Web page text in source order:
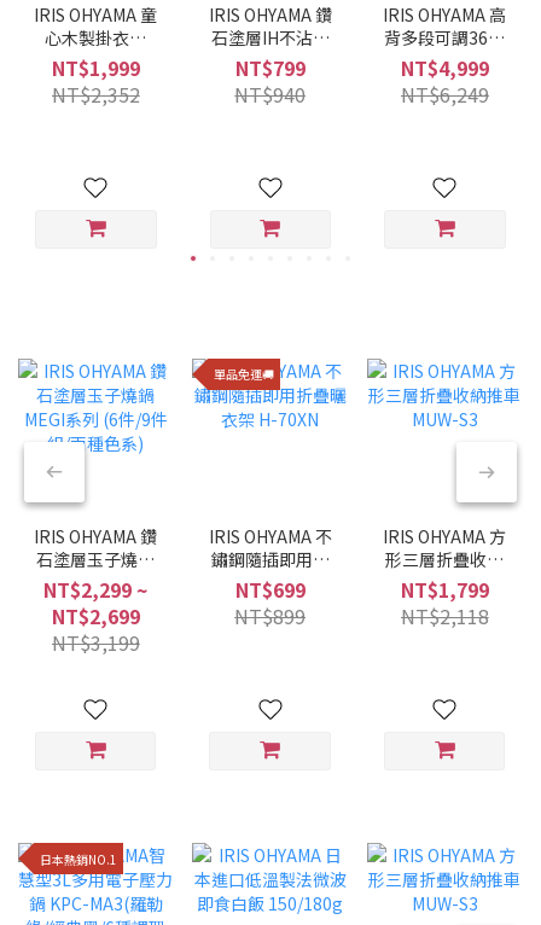
IRIS OHYAMA 童
心木製掛衣架
WTHR-830
NT$1,999
NT$2,352
IRIS OHYAMA 鑽
石塗層IH不沾平
底鍋 28CM VDI-
F28 (酒紅色)
NT$799
NT$940
IRIS OHYAMA 高
背多段可調360°
旋轉布質舒適躺
椅 FACN-KHB
NT$4,999
NT$6,249
IRIS OHYAMA 鑽
石塗層玉子燒鍋
MEGI系列 (6件/9
件組/兩種色系)
NT$2,299 ~
NT$2,699
NT$3,199
單品免運🚚
IRIS OHYAMA 不
鏽鋼隨插即用折
疊曬衣架 H-
70XN
NT$699
NT$899
IRIS OHYAMA 方
形三層折疊收納
推車 MUW-S3
NT$1,799
NT$2,118
日本熱銷NO.1